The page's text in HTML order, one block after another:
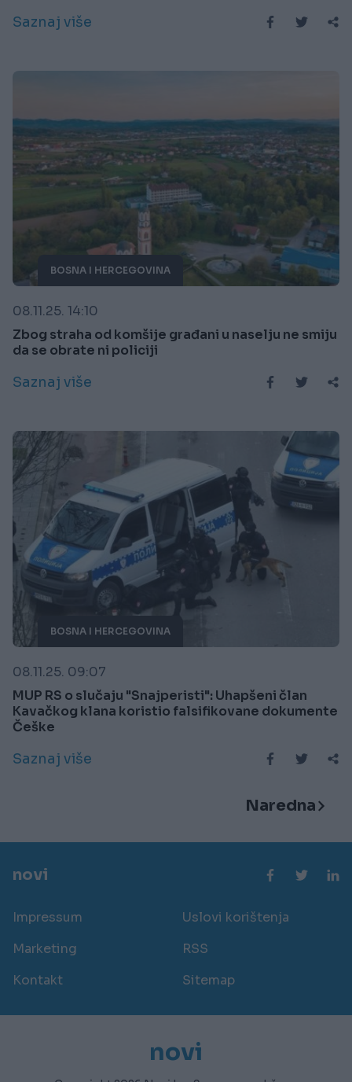
Saznaj više
BOSNA I HERCEGOVINA
08.11.25. 14:10
Zbog straha od komšije građani u naselju ne smiju
da se obrate ni policiji
Saznaj više
BOSNA I HERCEGOVINA
08.11.25. 09:07
MUP RS o slučaju "Snajperisti": Uhapšeni član
Kavačkog klana koristio falsifikovane dokumente
Češke
Saznaj više
Naredna
novi
Impressum
Uslovi korištenja
Marketing
RSS
Kontakt
Sitemap
novi